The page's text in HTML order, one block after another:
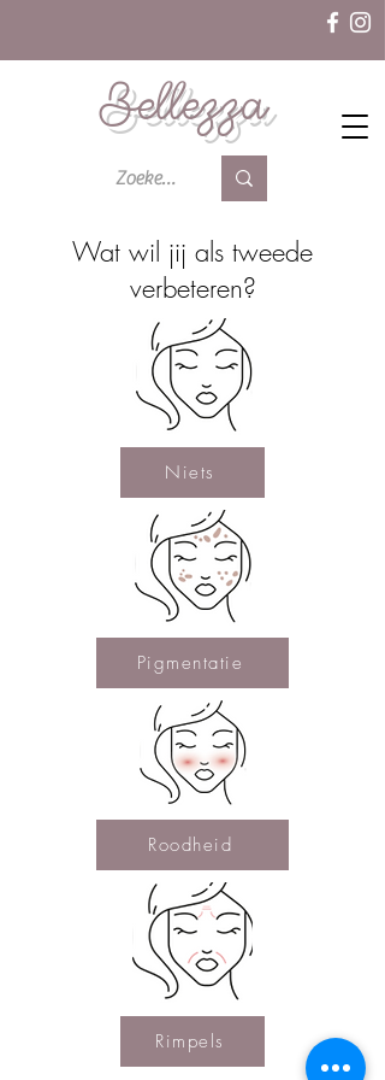
Bellezza
Wat wil jij als tweede
verbeteren?
Niets
Pigmentatie
Roodheid
Rimpels